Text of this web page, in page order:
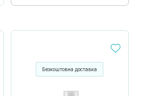
Безкоштовна доставка